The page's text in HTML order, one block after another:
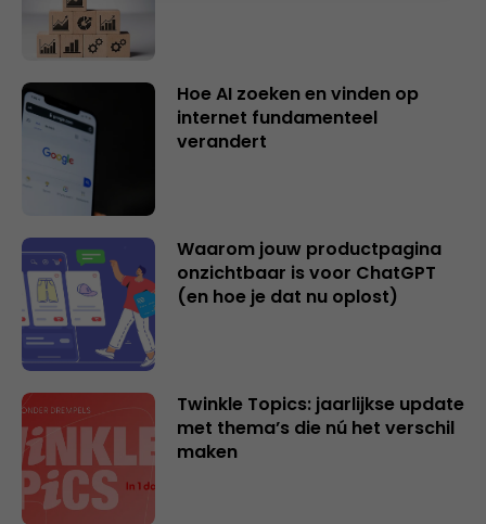
Hoe AI zoeken en vinden op
internet fundamenteel
verandert
Waarom jouw productpagina
onzichtbaar is voor ChatGPT
(en hoe je dat nu oplost)
Twinkle Topics: jaarlijkse update
met thema’s die nú het verschil
maken